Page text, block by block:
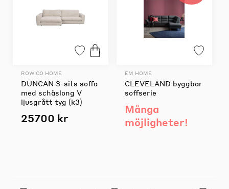
ROWICO HOME
DUNCAN 3-sits soffa
med schäslong V
ljusgrått tyg (k3)
25700 kr
EM HOME
CLEVELAND byggbar
soffserie
Många
möjligheter!